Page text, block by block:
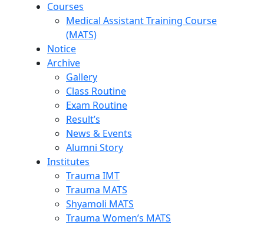
Courses
Medical Assistant Training Course
(MATS)
Notice
Archive
Gallery
Class Routine
Exam Routine
Result’s
News & Events
Alumni Story
Institutes
Trauma IMT
Trauma MATS
Shyamoli MATS
Trauma Women’s MATS